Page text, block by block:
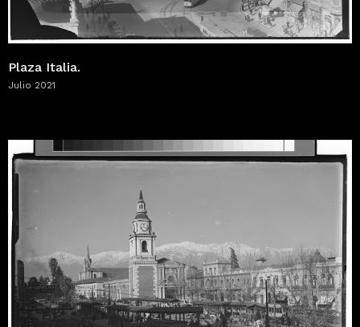
Plaza Italia.
Julio 2021